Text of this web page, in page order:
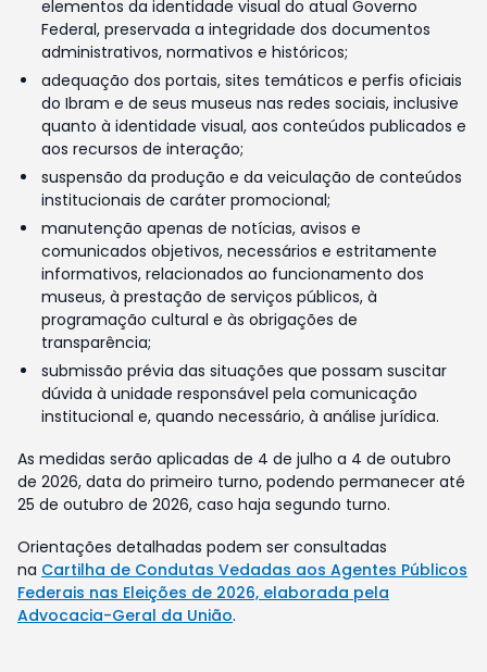
elementos da identidade visual do atual Governo
Federal, preservada a integridade dos documentos
administrativos, normativos e históricos;
adequação dos portais, sites temáticos e perfis oficiais
do Ibram e de seus museus nas redes sociais, inclusive
quanto à identidade visual, aos conteúdos publicados e
aos recursos de interação;
suspensão da produção e da veiculação de conteúdos
institucionais de caráter promocional;
manutenção apenas de notícias, avisos e
comunicados objetivos, necessários e estritamente
informativos, relacionados ao funcionamento dos
museus, à prestação de serviços públicos, à
programação cultural e às obrigações de
transparência;
submissão prévia das situações que possam suscitar
dúvida à unidade responsável pela comunicação
institucional e, quando necessário, à análise jurídica.
As medidas serão aplicadas de 4 de julho a 4 de outubro
de 2026, data do primeiro turno, podendo permanecer até
25 de outubro de 2026, caso haja segundo turno.
Orientações detalhadas podem ser consultadas
na Cartilha de Condutas Vedadas aos Agentes Públicos
Federais nas Eleições de 2026, elaborada pela
Advocacia-Geral da União.